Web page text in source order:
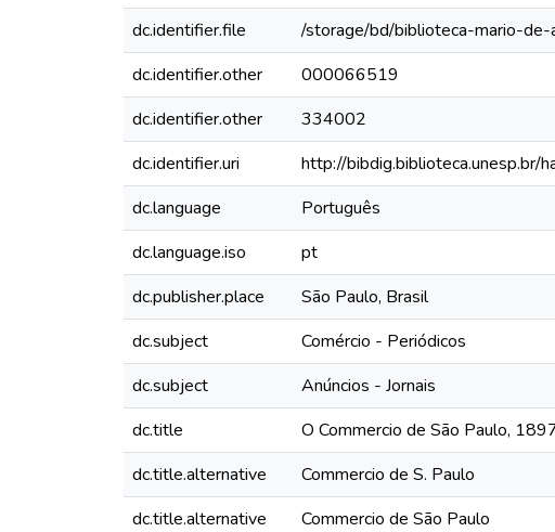
dc.identifier.file
/storage/bd/biblioteca-mario-
dc.identifier.other
000066519
dc.identifier.other
334002
dc.identifier.uri
http://bibdig.biblioteca.unesp.br/
dc.language
Português
dc.language.iso
pt
dc.publisher.place
São Paulo, Brasil
dc.subject
Comércio - Periódicos
dc.subject
Anúncios - Jornais
dc.title
O Commercio de São Paulo,
dc.title.alternative
Commercio de S. Paulo
dc.title.alternative
Commercio de São Paulo